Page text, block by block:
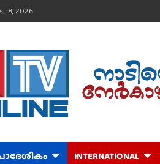
8, 2026
INTERNATIONAL